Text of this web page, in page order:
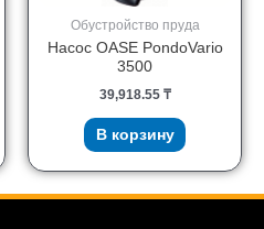
Обустройство пруда
Насос OASE PondoVario
3500
39,918.55 ₸
В корзину